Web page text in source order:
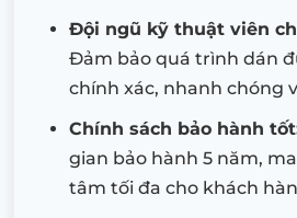
Đội ngũ kỹ thuật viên
Đảm bảo quá trình dán
chính xác, nhanh chóng
Chính sách bảo hành
gian bảo hành 5 năm,
tâm tối đa cho khách